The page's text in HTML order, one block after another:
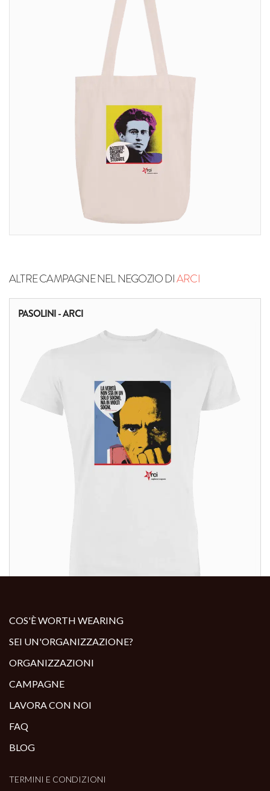
ALTRE CAMPAGNE NEL NEGOZIO DIARCI
PASOLINI - ARCI
COS'È WORTH WEARING
SEI UN'ORGANIZZAZIONE?
ORGANIZZAZIONI
CAMPAGNE
LAVORA CON NOI
FAQ
BLOG
TERMINI E CONDIZIONI